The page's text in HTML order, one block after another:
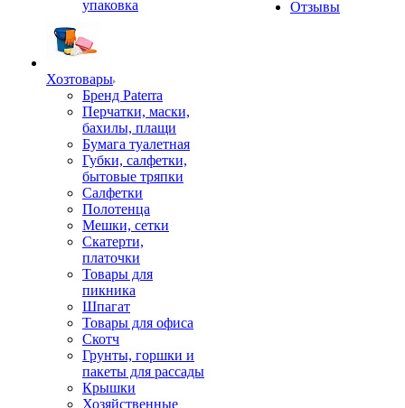
упаковка
Хозтовары
Бренд Paterra
Перчатки, маски,
бахилы, плащи
Бумага туалетная
Губки, салфетки,
бытовые тряпки
Салфетки
Полотенца
Мешки, сетки
Скатерти,
платочки
Товары для
пикника
Шпагат
Товары для офиса
Скотч
Грунты, горшки и
пакеты для рассады
Крышки
Хозяйственные
Отзывы